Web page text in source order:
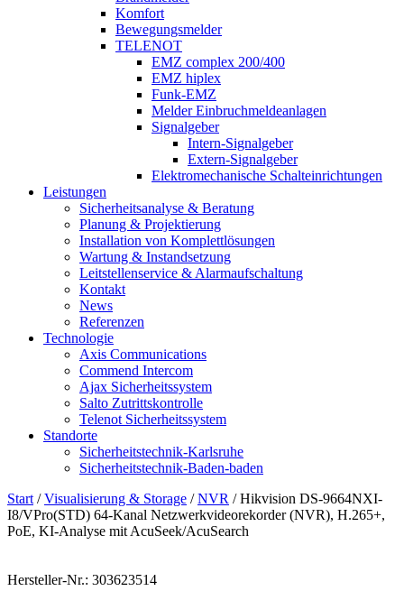
Komfort
Bewegungsmelder
TELENOT
EMZ complex 200/400
EMZ hiplex
Funk-EMZ
Melder Einbruchmeldeanlagen
Signalgeber
Intern-Signalgeber
Extern-Signalgeber
Elektromechanische Schalteinrichtungen
Leistungen
Sicherheitsanalyse & Beratung
Planung & Projektierung​
Installation von Komplettlösungen
Wartung & Instandsetzung
Leitstellenservice & Alarmaufschaltung
Kontakt
News
Referenzen
Technologie
Axis Communications
Commend Intercom
Ajax Sicherheitssystem​
Salto Zutrittskontrolle
Telenot Sicherheitssystem
Standorte
Sicherheitstechnik-Karlsruhe
Sicherheitstechnik-Baden-baden
Start /Visualisierung & Storage /NVR / Hikvision DS-9664NXI-
I8/VPro(STD) 64‑Kanal Netzwerkvideorekorder (NVR), H.265+,
PoE, KI-Analyse mit AcuSeek/AcuSearch
Hersteller-Nr.: 303623514